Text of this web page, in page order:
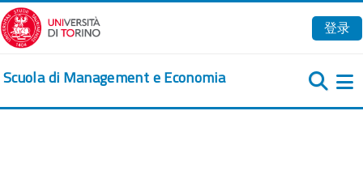
跳到主要内容
登录
Scuola di Management e Economia